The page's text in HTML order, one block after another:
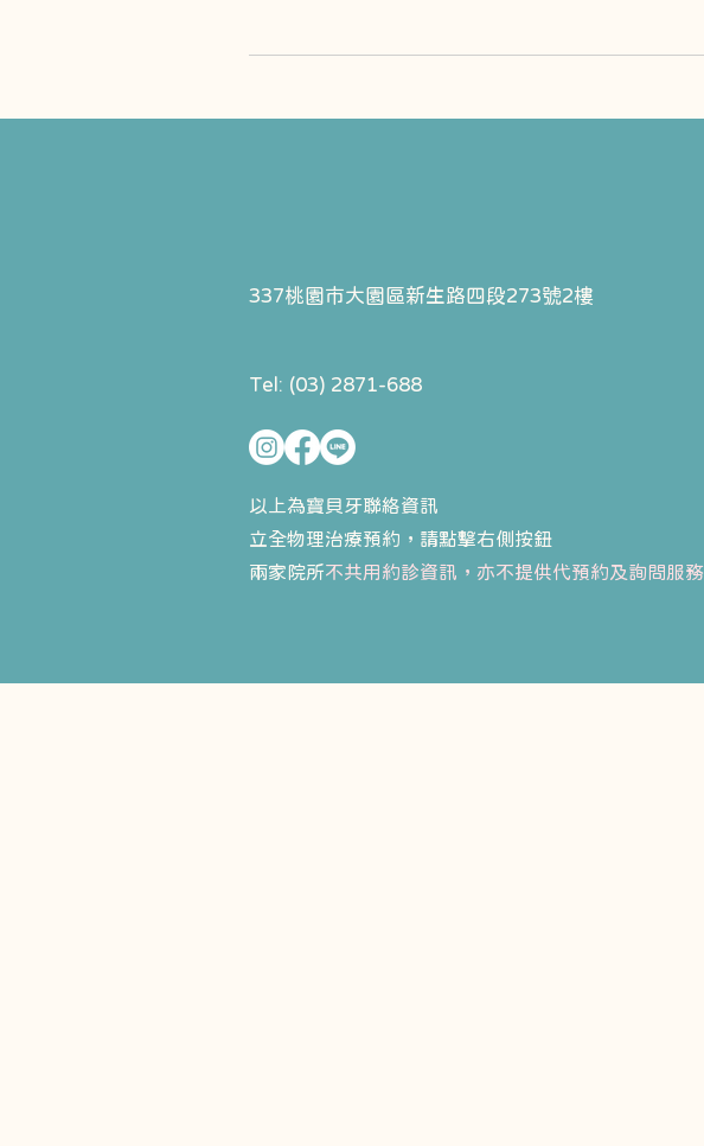
337桃園市大園區新生路四段273號2樓
Tel: (03) 2871-688
以上為寶貝牙聯絡資訊
立全物理治療預約，請點擊右側按鈕
​兩家院所不共用約診資訊，亦不提供代預約及詢問服務